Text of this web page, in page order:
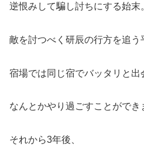
逆恨みして騙し討ちにする始末
敵を討つべく研辰の行方を追う
宿場では同じ宿でバッタリと出
なんとかやり過ごすことができ
それから3年後、